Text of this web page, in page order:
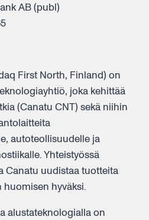
AB (publ)
First North, Finland) on
joka kehittää
(Canatu CNT) sekä niihin
autoteollisuudelle ja
Yhteistyössä
Canatu uudistaa tuotteita
hyväksi.
alustateknologialla on